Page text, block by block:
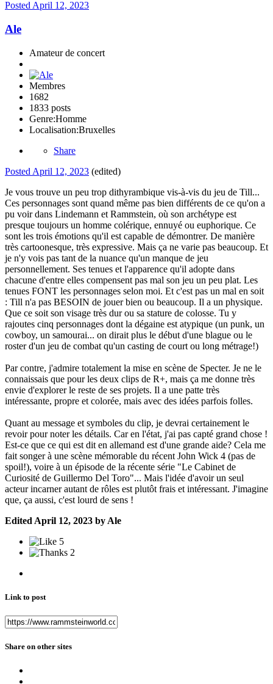
Posted April 12, 2023
Ale
Amateur de concert
Membres
1682
1833 posts
Genre:Homme
Localisation:Bruxelles
Share
Posted April 12, 2023 (edited)
Je vous trouve un peu trop dithyrambique vis-à-vis du jeu de Till...
Ces personnages sont quand même pas bien différents de ce qu'on a
pu voir dans Lindemann et Rammstein, où son archétype est
presque toujours un homme colérique, ennuyé ou euphorique. Ce
sont les trois émotions qu'il est capable de démontrer. De manière
très cartoonesque, très expressive. Mais ça ne varie pas beaucoup. Et
je n'y vois pas tant de la nuance qu'un manque de jeu
personnellement. Ses tenues et l'apparence qu'il adopte dans
chacune d'entre elles compensent pas mal son jeu un peu plat. Les
tenues FONT les personnages selon moi. Et c'est pas un mal en soit
: Till n'a pas BESOIN de jouer bien ou beaucoup. Il a un physique.
Que ce soit son visage très dur ou sa stature de colosse. Tu y
rajoutes cinq personnages dont la dégaine est atypique (un punk, un
cowboy, un samourai... on dirait plus le début d'une blague ou le
roster d'un jeu de combat qu'un casting de court ou long métrage!)
Par contre, j'admire totalement la mise en scène de Specter. Je ne le
connaissais que pour les deux clips de R+, mais ça me donne très
envie d'explorer le reste de ses projets. Il a une patte très
intéressante, propre et colorée, mais avec des idées parfois folles.
Quant au message et symboles du clip, je devrai certainement le
revoir pour noter les détails. Car en l'état, j'ai pas capté grand chose !
Est-ce que ce qui est dit en allemand est d'une grande aide? Cela me
fait songer à une scène mémorable du récent John Wick 4 (pas de
spoil!), voire à un épisode de la récente série "Le Cabinet de
Curiosité de Guillermo Del Toro"... Mais l'idée d'avoir un seul
acteur incarner autant de rôles est plutôt frais et intéressant. J'imagine
que, ça aussi, c'est lourd de sens !
Edited April 12, 2023 by Ale
5
2
Link to post
Share on other sites